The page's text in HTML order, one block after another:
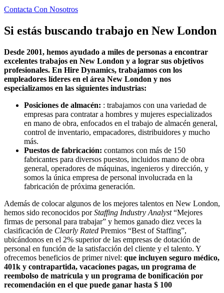
Contacta Con Nosotros
Si estás buscando trabajo en New London
Desde 2001, hemos ayudado a miles de personas a encontrar
excelentes trabajos en New London y a lograr sus objetivos
profesionales. En Hire Dynamics, trabajamos con los
empleadores líderes en el área New London y nos
especializamos en las siguientes industrias:
Posiciones de almacén: : trabajamos con una variedad de
empresas para contratar a hombres y mujeres especializados
en mano de obra, enfocados en el trabajo de almacén general,
control de inventario, empacadores, distribuidores y mucho
más.
Puestos de fabricación: contamos con más de 150
fabricantes para diversos puestos, incluidos mano de obra
general, operadores de máquinas, ingenieros y dirección, y
somos la única empresa de personal involucrada en la
fabricación de próxima generación.
Además de colocar algunos de los mejores talentos en New London,
hemos sido reconocidos porStaffing Industry Analyst“Mejores
firmas de personal para trabajar” y hemos ganado diez veces la
clasificación de Clearly Rated Premios “Best of Staffing”,
ubicándonos en el 2% superior de las empresas de dotación de
personal en función de la satisfacción del cliente y el talento. Y
ofrecemos beneficios de primer nivel: que incluyen seguro médico,
401k y contrapartida, vacaciones pagas, un programa de
reembolso de matrícula y un programa de bonificación por
recomendación en el que puede ganar hasta $ 100